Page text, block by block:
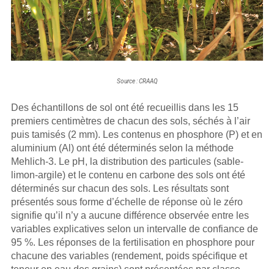
Source : CRAAQ
Des échantillons de sol ont été recueillis dans les 15
premiers centimètres de chacun des sols, séchés à l’air
puis tamisés (2 mm). Les contenus en phosphore (P) et en
aluminium (Al) ont été déterminés selon la méthode
Mehlich-3. Le pH, la distribution des particules (sable-
limon-argile) et le contenu en carbone des sols ont été
déterminés sur chacun des sols. Les résultats sont
présentés sous forme d’échelle de réponse où le zéro
signifie qu’il n’y a aucune différence observée entre les
variables explicatives selon un intervalle de confiance de
95 %. Les réponses de la fertilisation en phosphore pour
chacune des variables (rendement, poids spécifique et